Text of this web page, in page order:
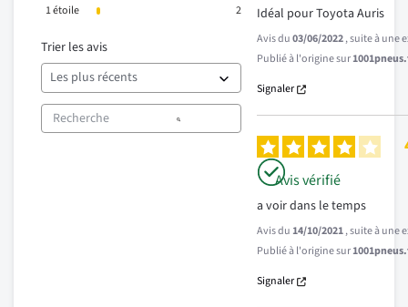
1étoile 2
Trier les avis
Idéal pour Toyota Auris
Avis du03/06/2022, suite à une
Publié à l'origine sur
Signaler
Avis vérifié
a voir dans le temps
Avis du14/10/2021, suite à une
Publié à l'origine sur
Signaler